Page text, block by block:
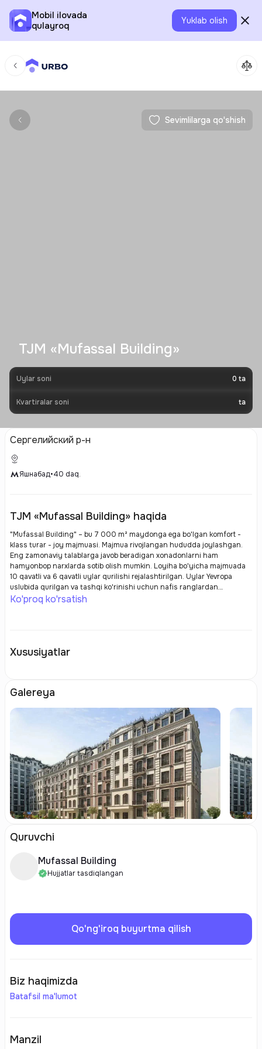
Mobil ilovada
qulayroq
Yuklab olish
Sevimlilarga qo'shish
TJM «Mufassal Building»
Uylar soni 0 ta
Kvartiralar soni ta
Сергелийский р-н
Яшнабад•40 daq.
TJM «Mufassal Building» haqida
"Mufassal Building" – bu 7 000 m² maydonga ega bo'lgan komfort -
klass turar - joy majmuasi. Majmua rivojlangan hududda joylashgan.
Eng zamonaviy talablarga javob beradigan xonadonlarni ham
hamyonbop narxlarda sotib olish mumkin. Loyiha bo'yicha majmuada
10 qavatli va 6 qavatli uylar qurilishi rejalashtirilgan. Uylar Yevropa
uslubida qurilgan va tashqi ko'rinishi uchun nafis ranglardan
foydalanilgan. Hovlida yoz kunlarida ochiq havoda sayr qilish yoki
Ko'proq ko'rsatish
Xususiyatlar
Galereya
Quruvchi
Mufassal Building
Hujjatlar tasdiqlangan
Qo'ng'iroq buyurtma qilish
Biz haqimizda
Batafsil ma'lumot
Manzil